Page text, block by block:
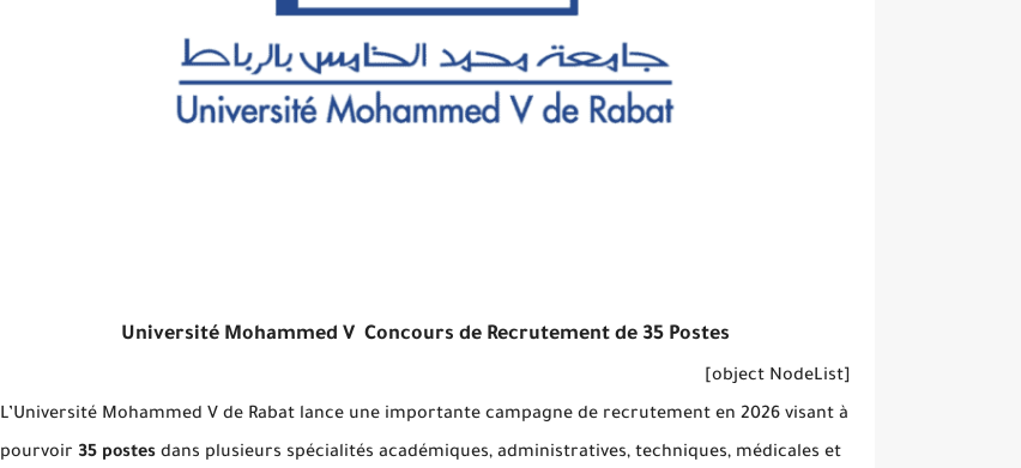
Université Mohammed V Concours de Recrutement de 35 Postes
[object NodeList]
L’Université Mohammed V de Rabat lance une importante campagne de recrutement en 2026 visant à
pourvoir 35 postes dans plusieurs spécialités académiques, administratives, techniques, médicales et